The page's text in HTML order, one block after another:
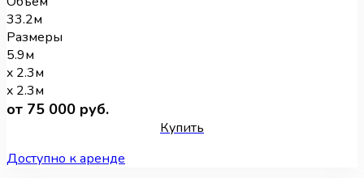
33.2м
Размеры
5.9м
x 2.3м
x 2.3м
от 75 000 руб.
Купить
Доступно к аренде